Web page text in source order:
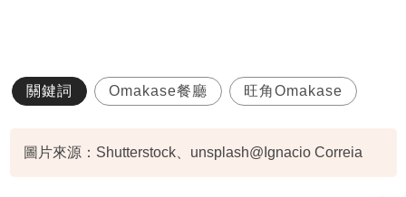
關鍵詞 Omakase餐廳 旺角Omakase
圖片來源：Shutterstock、unsplash@Ignacio Correia